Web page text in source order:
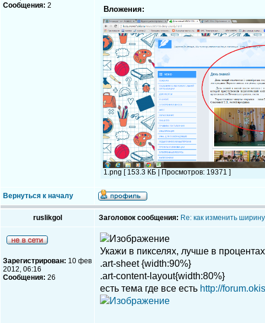
Сообщения: 2 Вложения:
1.png [ 153.3 КБ | Просмотров: 19371 ]
Вернуться к началу
ruslikgol Заголовок сообщения: Re: как изменить
Зарегистрирован: 10 фев
2012, 06:16
Сообщения: 26
Укажи в пикселях, лучше в
.art-sheet {width:90%}
.art-content-layout{width:80%}
есть тема где все есть http://